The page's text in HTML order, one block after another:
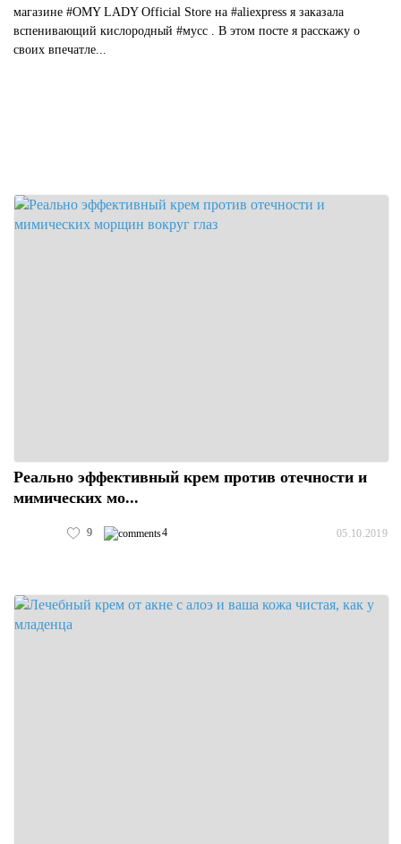
магазине #OMY LADY Official Store на #aliexpress я заказала
вспенивающий кислородный #мусс . В этом посте я расскажу о
своих впечатле...
Реально эффективный крем против отечности и
мимических мо...
9 4 05.10.2019